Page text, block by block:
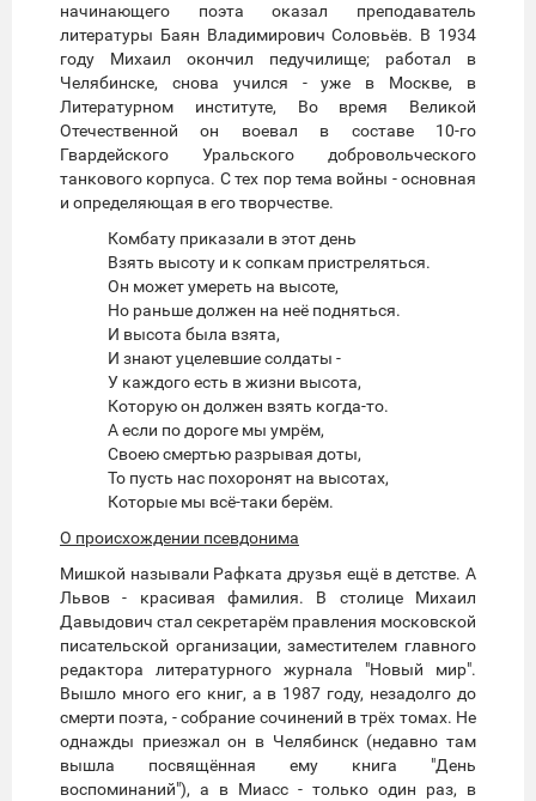
начинающего поэта оказал преподаватель
литературы Баян Владимирович Соловьёв. В 1934
году Михаил окончил педучилище; работал в
Челябинске, снова учился - уже в Москве, в
Литературном институте, Во время Великой
Отечественной он воевал в составе 10-го
Гвардейского Уральского добровольческого
танкового корпуса. С тех пор тема войны - основная
и определяющая в его творчестве.
Комбату приказали в этот день
Взять высоту и к сопкам пристреляться.
Он может умереть на высоте,
Но раньше должен на неё подняться.
И высота была взята,
И знают уцелевшие солдаты -
У каждого есть в жизни высота,
Которую он должен взять когда-то.
А если по дороге мы умрём,
Своею смертью разрывая доты,
То пусть нас похоронят на высотах,
Которые мы всё-таки берём.
О происхождении псевдонима
Мишкой называли Рафката друзья ещё в детстве. А
Львов - красивая фамилия. В столице Михаил
Давыдович стал секретарём правления московской
писательской организации, заместителем главного
редактора литературного журнала "Новый мир".
Вышло много его книг, а в 1987 году, незадолго до
смерти поэта, - собрание сочинений в трёх томах. Не
однажды приезжал он в Челябинск (недавно там
вышла посвящённая ему книга "День
воспоминаний"), а в Миасс - только один раз, в